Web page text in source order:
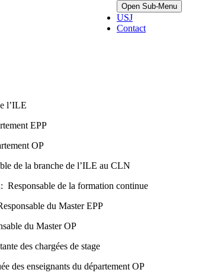
Open Sub-Menu
USJ
Contact
l’ILE
EPP
OP
de la branche de l’ILE au CLN
de la formation continue
du Master EPP
du Master OP
des chargées de stage
des enseignants du département OP